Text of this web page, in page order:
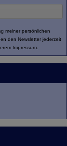
meiner persönlichen
den Newsletter jederzeit
Impressum.